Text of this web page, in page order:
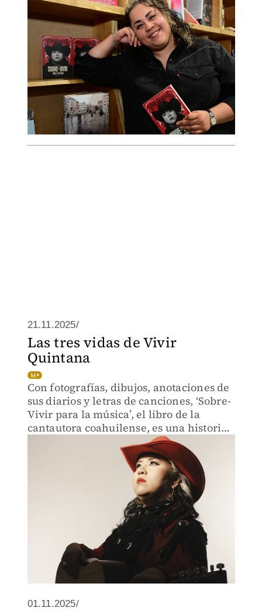
21.11.2025/
Las tres vidas de Vivir
Quintana
Con fotografías, dibujos, anotaciones de
sus diarios y letras de canciones, ‘Sobre-
Vivir para la música’, el libro de la
cantautora coahuilense, es una historia
de lucha y de persistencia.
01.11.2025/